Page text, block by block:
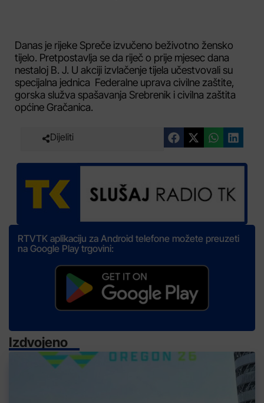
Danas je rijeke Spreče izvučeno beživotno žensko
tijelo. Pretpostavlja se da riječ o prije mjesec dana
nestaloj B. J. U akciji izvlačenje tijela učestvovali su
specijalna jednica Federalne uprava civilne zaštite,
gorska služva spašavanja Srebrenik i civilna zaštita
općine Gračanica.
Dijeliti
RTVTK aplikaciju za Android telefone možete preuzeti
na Google Play trgovini:
Izdvojeno